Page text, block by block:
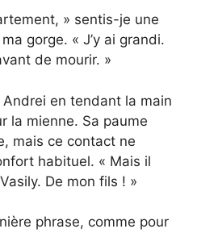
» sentis-je une
gorge. « J’y ai grandi.
de mourir. »
en tendant la main
la mienne. Sa paume
mais ce contact ne
habituel. « Mais il
De mon fils ! »
phrase, comme pour